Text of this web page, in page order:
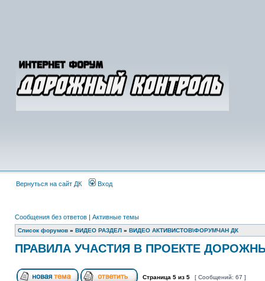
Вернуться на сайт ДК Вход
Сообщения без ответов | Активные темы
Список форумов » ВИДЕО РАЗДЕЛ » ВИДЕО АКТИВИСТОВ\ФОРУМЧАН ДК
ПРАВИЛА УЧАСТИЯ В ПРОЕКТЕ
Страница 5 из 5 [ Сообщений: 67 ]